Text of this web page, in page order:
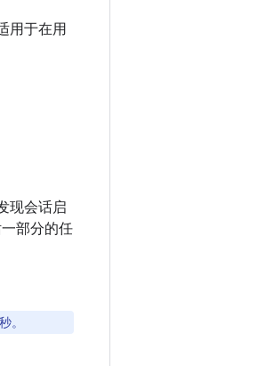
用于在用
现会话启
部分的任
。